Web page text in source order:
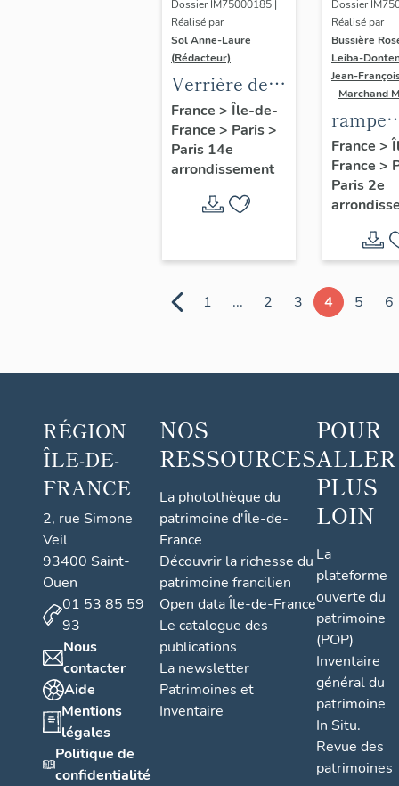
Dossier IM75000185 |
Réalisé par
Sol Anne-Laure
(Rédacteur)
Verrière de
l'escalier
d'honneur
France > Île-de-
France > Paris>
Paris 14e
arrondissement
Dossier
Réalisé par
Bussière
Leiba-
Jean-
- Marchand
rampe
d'appui,
Dames
Saint-
(non
France >
France >
Paris 2e
1 ... 2 3 4 5 6
RÉGION
ÎLE-DE-
FRANCE
2, rue Simone
Veil
93400 Saint-
Ouen
01 53 85 59
93
Nous
contacter
Aide
Mentions
légales
Politique de
confidentialité
NOS
RESSOURCES
La photothèque du
patrimoine d'Île-de-
France
Découvrir la richesse du
patrimoine francilien
Open data Île-de-France
Le catalogue des
publications
La newsletter
Patrimoines et
Inventaire
POUR
ALLER
PLUS
LOIN
La
plateforme
ouverte du
patrimoine
(POP)
Inventaire
général du
patrimoine
In Situ.
Revue des
patrimoines